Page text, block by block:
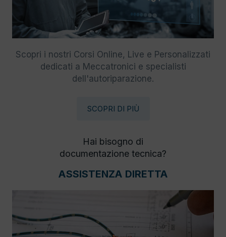
Scopri i nostri Corsi Online, Live e Personalizzati
dedicati a Meccatronici e specialisti
dell'autoriparazione.
SCOPRI DI PIÙ
Hai bisogno di
documentazione tecnica?
ASSISTENZA DIRETTA